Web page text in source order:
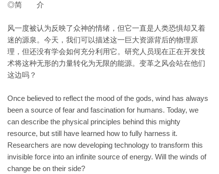
◎简 介
风一度被认为反映了众神的情绪，但它一直是人类恐惧却又着
迷的源泉。今天，我们可以描述这一巨大资源背后的物理原
理，但还没有学会如何充分利用它。研究人员现在正在开发技
术将这种无形的力量转化为无限的能源。变革之风会站在他们
这边吗？
Once believed to reflect the mood of the gods, wind has always
been a source of fear and fascination for humans. Today, we
can describe the physical principles behind this mighty
resource, but still have learned how to fully harness it.
Researchers are now developing technology to transform this
invisible force into an infinite source of energy. Will the winds of
change be on their side?